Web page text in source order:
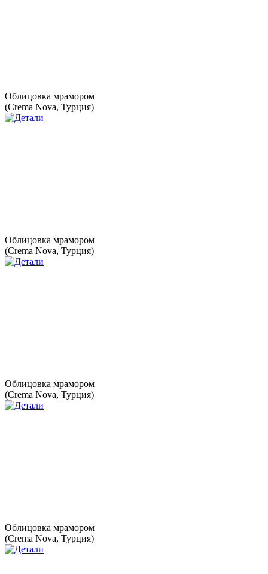
Облицовка мрамором
(Crema Nova, Турция)
Облицовка мрамором
(Crema Nova, Турция)
Облицовка мрамором
(Crema Nova, Турция)
Облицовка мрамором
(Crema Nova, Турция)